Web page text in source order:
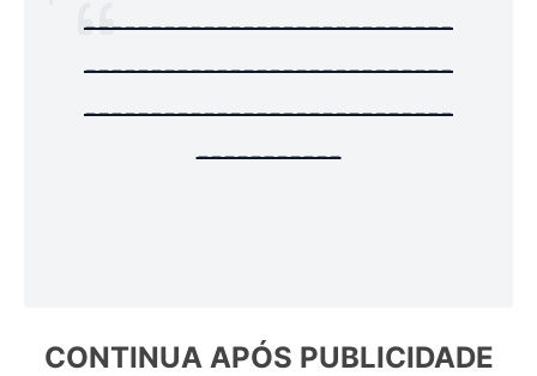
----------------------------
----------------------------
----------------------------
-----------
CONTINUA APÓS PUBLICIDADE